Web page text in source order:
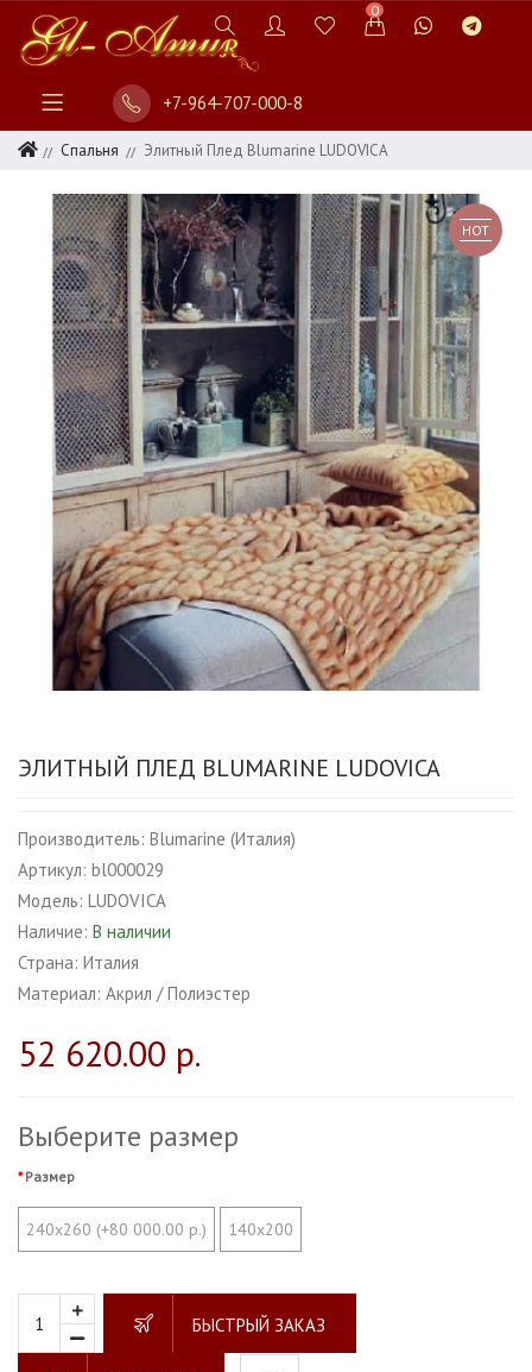
0
+7-964-707-000-8
Спальня Элитный Плед Blumarine LUDOVICA
HOT
ЭЛИТНЫЙ ПЛЕД BLUMARINE LUDOVICA
Производитель: Blumarine (Италия)
Артикул: bl000029
Модель: LUDOVICA
Наличие: В наличии
Страна: Италия
Материал: Акрил / Полиэстер
52 620.00 р.
Выберите размер
Размер
240х260 (+80 000.00 р.) 140х200
БЫСТРЫЙ ЗАКАЗ